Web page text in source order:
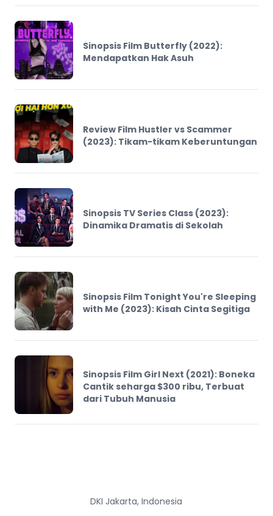
Sinopsis Film Butterfly (2022):
Mendapatkan Hak Asuh
Review Film Hustler vs Scammer
(2023): Tikam-tikam Keberuntungan
Sinopsis TV Series Class (2023):
Dinamika Dramatis di Sekolah
Sinopsis Film Tonight You're Sleeping
with Me (2023): Kisah Cinta Segitiga
Sinopsis Film Girl Next (2021): Boneka
Cantik seharga $300 ribu, Terbuat
dari Tubuh Manusia
DKI Jakarta, Indonesia